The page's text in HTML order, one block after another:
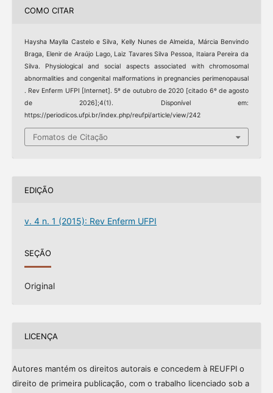
COMO CITAR
Haysha Maylla Castelo e Silva, Kelly Nunes de Almeida, Márcia Benvindo
Braga, Elenir de Araújo Lago, Laiz Tavares Silva Pessoa, Itaiara Pereira da
Silva. Physiological and social aspects associated with chromosomal
abnormalities and congenital malformations in pregnancies perimenopausal
. Rev Enferm UFPI [Internet]. 5º de outubro de 2020 [citado 6º de agosto
de 2026];4(1). Disponível em:
https://periodicos.ufpi.br/index.php/reufpi/article/view/242
Fomatos de Citação
EDIÇÃO
v. 4 n. 1 (2015): Rev Enferm UFPI
SEÇÃO
Original
LICENÇA
Autores mantém os direitos autorais e concedem à REUFPI o
direito de primeira publicação, com o trabalho licenciado sob a